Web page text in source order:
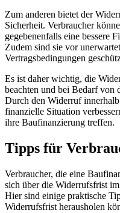
Zum anderen bietet der
Sicherheit. Verbraucher
gegebenenfalls eine bessere
Zudem sind sie vor
Vertragsbedingungen
Es ist daher wichtig, die
beachten und bei Bedarf von
Durch den Widerruf
finanzielle Situation
ihre Baufinanzierung treffen.
Tipps für
Verbraucher, die eine
sich über die Widerrufsfrist
Hier sind einige praktische
Widerrufsfrist herausholen